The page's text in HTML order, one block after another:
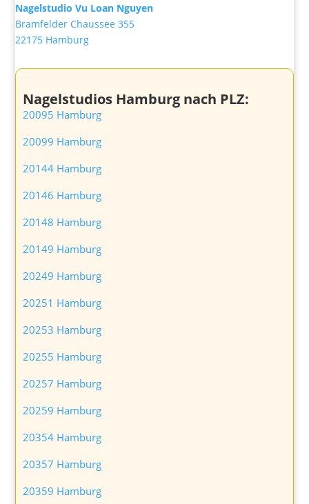
Nagelstudio Vu Loan Nguyen
Bramfelder Chaussee 355
22175 Hamburg
Nagelstudios Hamburg nach PLZ:
20095 Hamburg
20099 Hamburg
20144 Hamburg
20146 Hamburg
20148 Hamburg
20149 Hamburg
20249 Hamburg
20251 Hamburg
20253 Hamburg
20255 Hamburg
20257 Hamburg
20259 Hamburg
20354 Hamburg
20357 Hamburg
20359 Hamburg